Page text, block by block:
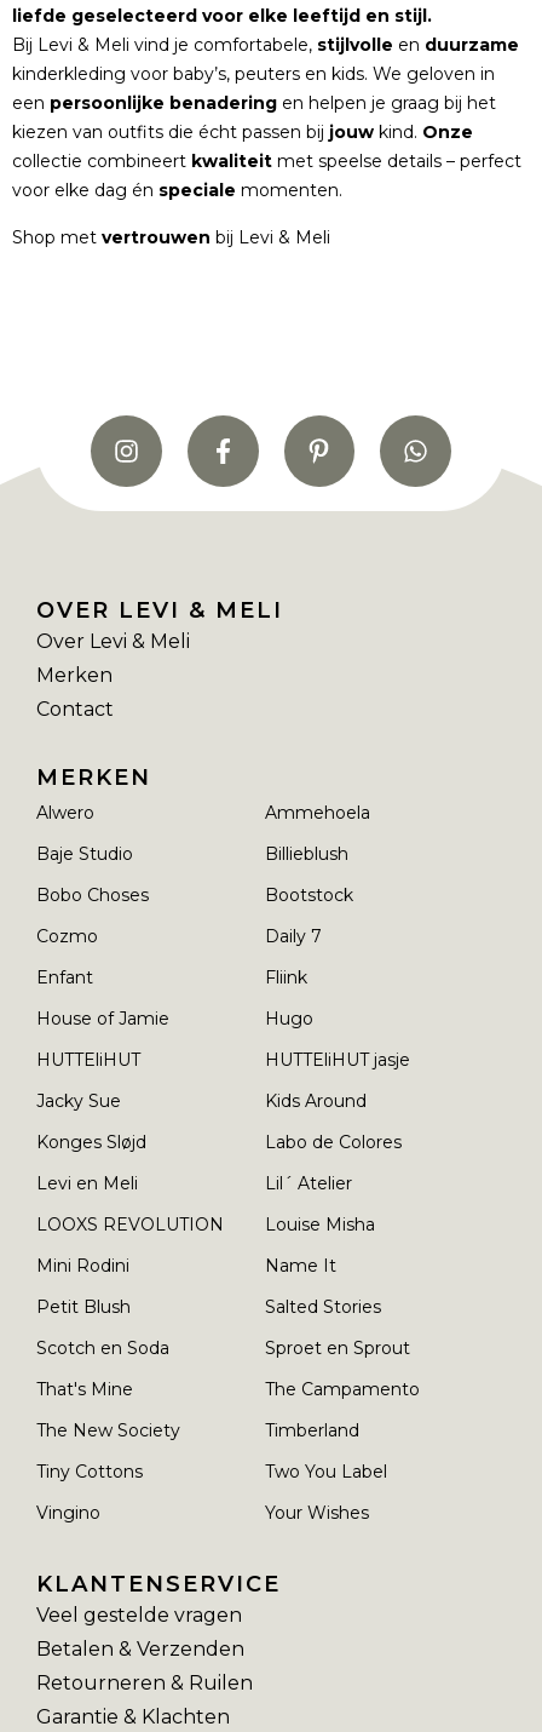
liefde geselecteerd voor elke leeftijd en stijl.
Bij Levi & Meli vind je comfortabele, stijlvolle en duurzame
kinderkleding voor baby’s, peuters en kids. We geloven in
een persoonlijke benadering en helpen je graag bij het
kiezen van outfits die écht passen bij jouw kind. Onze
collectie combineert kwaliteit met speelse details – perfect
voor elke dag én speciale momenten.
Shop met vertrouwen bij Levi & Meli
OVER LEVI & MELI
Over Levi & Meli
Merken
Contact
MERKEN
Alwero
Ammehoela
Baje Studio
Billieblush
Bobo Choses
Bootstock
Cozmo
Daily 7
Enfant
Fliink
House of Jamie
Hugo
HUTTEliHUT
HUTTEliHUT jasje
Jacky Sue
Kids Around
Konges Sløjd
Labo de Colores
Levi en Meli
Lil´ Atelier
LOOXS REVOLUTION
Louise Misha
Mini Rodini
Name It
Petit Blush
Salted Stories
Scotch en Soda
Sproet en Sprout
That's Mine
The Campamento
The New Society
Timberland
Tiny Cottons
Two You Label
Vingino
Your Wishes
KLANTENSERVICE
Veel gestelde vragen
Betalen & Verzenden
Retourneren & Ruilen
Garantie & Klachten